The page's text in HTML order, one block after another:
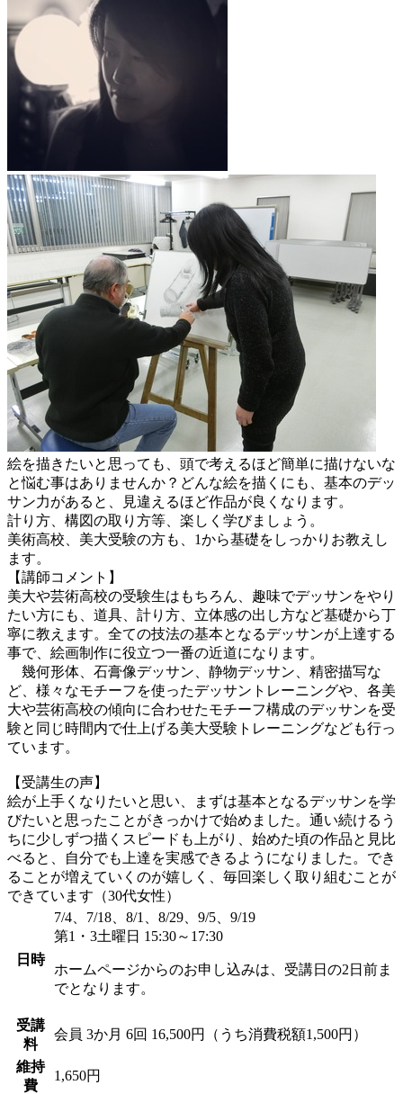
絵を描きたいと思っても、頭で考えるほど簡単に描けないな
と悩む事はありませんか？どんな絵を描くにも、基本のデッ
サン力があると、見違えるほど作品が良くなります。
計り方、構図の取り方等、楽しく学びましょう。
美術高校、美大受験の方も、1から基礎をしっかりお教えし
ます。
【講師コメント】
美大や芸術高校の受験生はもちろん、趣味でデッサンをやり
たい方にも、道具、計り方、立体感の出し方など基礎から丁
寧に教えます。全ての技法の基本となるデッサンが上達する
事で、絵画制作に役立つ一番の近道になります。
幾何形体、石膏像デッサン、静物デッサン、精密描写な
ど、様々なモチーフを使ったデッサントレーニングや、各美
大や芸術高校の傾向に合わせたモチーフ構成のデッサンを受
験と同じ時間内で仕上げる美大受験トレーニングなども行っ
ています。
【受講生の声】
絵が上手くなりたいと思い、まずは基本となるデッサンを学
びたいと思ったことがきっかけで始めました。通い続けるう
ちに少しずつ描くスピードも上がり、始めた頃の作品と見比
べると、自分でも上達を実感できるようになりました。でき
ることが増えていくのが嬉しく、毎回楽しく取り組むことが
できています（30代女性）
日時
7/4、7/18、8/1、8/29、9/5、9/19
第1・3土曜日 15:30～17:30
ホームページからのお申し込みは、受講日の2日前ま
でとなります。
受講
料
会員 3か月 6回 16,500円（うち消費税額1,500円）
維持
費
1,650円